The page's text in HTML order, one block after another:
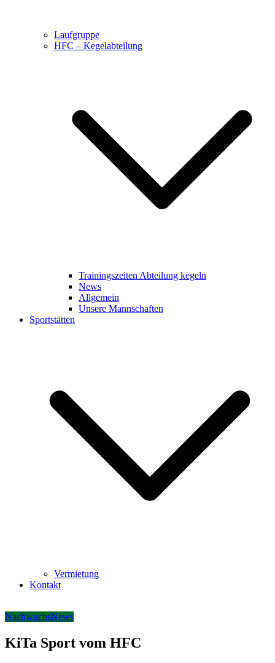
Laufgruppe
HFC – Kegelabteilung
Trainingszeiten Abteilung kegeln
News
Allgemein
Unsere Mannschaften
Sportstätten
Vermietung
Kontakt
NachwuchsNews
KiTa Sport vom HFC